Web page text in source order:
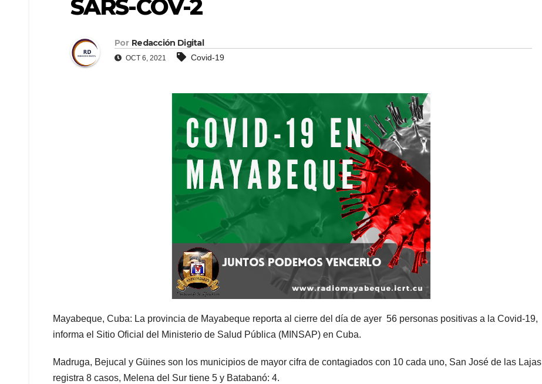
SARS-COV-2
Por Redacción Digital
OCT 6, 2021 Covid-19
Mayabeque, Cuba: La provincia de Mayabeque reporta al cierre del día de ayer 56 personas positivas a la Covid-19,
informa el Sitio Oficial del Ministerio de Salud Pública (MINSAP) en Cuba.
Madruga, Bejucal y Güines son los municipios de mayor cifra de contagiados con 10 cada uno, San José de las Lajas
registra 8 casos, Melena del Sur tiene 5 y Batabanó: 4.